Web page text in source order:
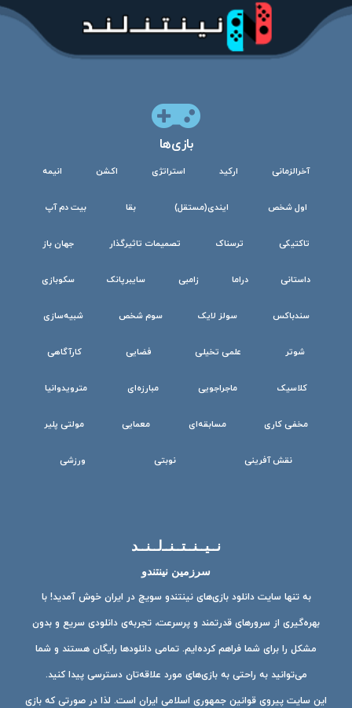
بازی‌ها
آخرالزمانی ارکید استراتژی اکشن انیمه
اول شخص ایندی(مستقل) بقا بیت دم آپ
تاکتیکی ترسناک تصمیمات تاثیرگذار جهان باز
داستانی دراما زامبی سایبرپانک سکوبازی
سندباکس سولز لایک سوم شخص شبیه‌سازی
شوتر علمی تخیلی فضایی کارآگاهی
کلاسیک ماجراجویی مبارزه‌ای مترویدوانیا
مخفی کاری مسابقه‌ای معمایی مولتی پلیر
نقش آفرینی نوبتی ورزشی
نــیــنــتــنــ‌لــنــد
سرزمین نینتندو
به تنها سایت دانلود بازی‌های نینتندو سویچ در ایران خوش آمدید! با
بهره‌گیری از سرورهای قدرتمند و پرسرعت، تجربه‌ی دانلودی سریع و بدون
مشکل را برای شما فراهم کرده‌ایم. تمامی دانلودها رایگان هستند و شما
می‌توانید به راحتی به بازی‌های مورد علاقه‌تان دسترسی پیدا کنید.
این سایت پیروی قوانین جمهوری اسلامی ایران است. لذا در صورتی که بازی